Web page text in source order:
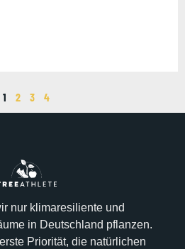
1 2 3 4
nur klimaresiliente und
in Deutschland pflanzen.
Priorität, die natürlichen